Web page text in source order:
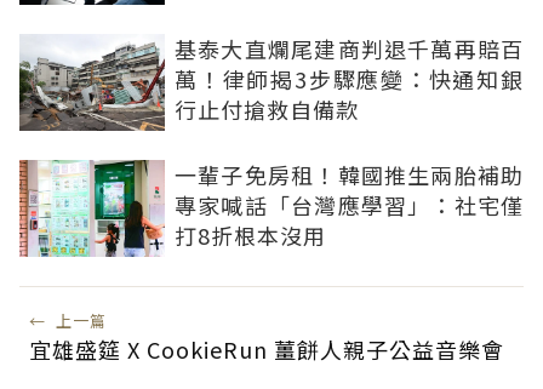
基泰大直爛尾建商判退千萬再賠百
萬！律師揭3步驟應變：快通知銀
行止付搶救自備款
一輩子免房租！韓國推生兩胎補助
專家喊話「台灣應學習」：社宅僅
打8折根本沒用
← 上一篇
宜雄盛筵 X CookieRun 薑餅人親子公益音樂會